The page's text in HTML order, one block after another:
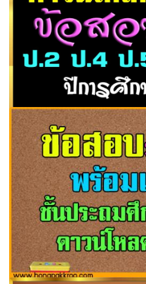
ดาวน์โหลดด่วนที่นี่! ข้อสอบกลาง
ศึกษา 2558